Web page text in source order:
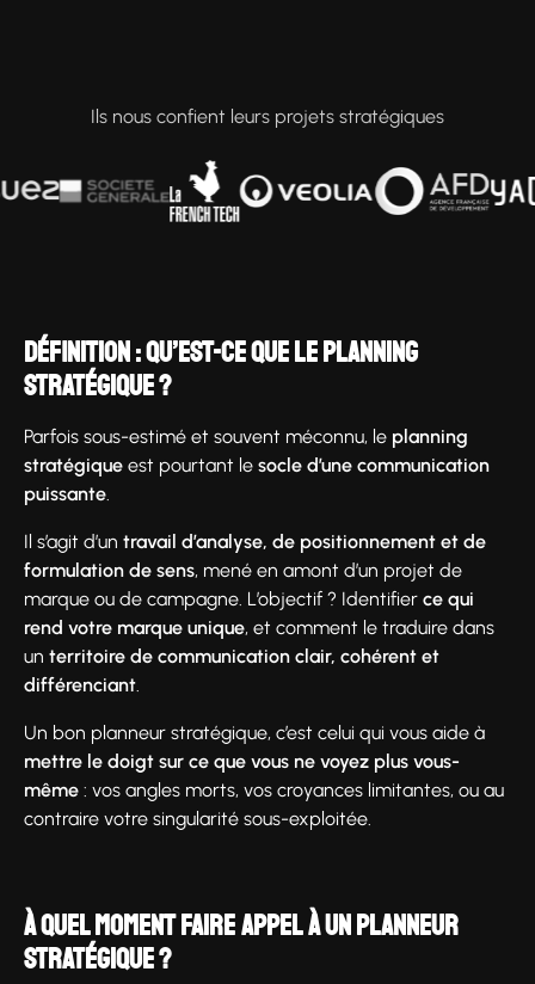
Ils nous confient leurs projets stratégiques
Définition : qu’est-ce que le planning
stratégique ?
Parfois sous-estimé et souvent méconnu, le planning
stratégique est pourtant le socle d’une communication
puissante.
Il s’agit d’un travail d’analyse, de positionnement et de
formulation de sens, mené en amont d’un projet de
marque ou de campagne. L’objectif ? Identifier ce qui
rend votre marque unique, et comment le traduire dans
un territoire de communication clair, cohérent et
différenciant.
Un bon planneur stratégique, c’est celui qui vous aide à
mettre le doigt sur ce que vous ne voyez plus vous-
même : vos angles morts, vos croyances limitantes, ou au
contraire votre singularité sous-exploitée.
À quel moment faire appel à un planneur
stratégique ?